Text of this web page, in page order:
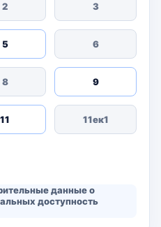
2 3
5 6
8 9
11 11ек1
данные о
доступность